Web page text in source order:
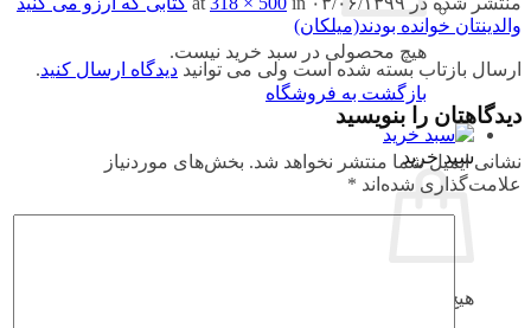
هیچ محصولی در سبد خرید نیست.
بازگشت به فروشگاه
سبد خرید
هیچ محصولی در سبد خرید نیست.
والدینتان خوانده بودند(میلکان)
ارسال بازتاب بسته شده است ولی می توانید دیدگاه ارسال کنید.
دیدگاهتان را بنویسید
نشانی ایمیل شما منتشر نخواهد شد. بخش‌های موردنیاز
علامت‌گذاری شده‌اند *